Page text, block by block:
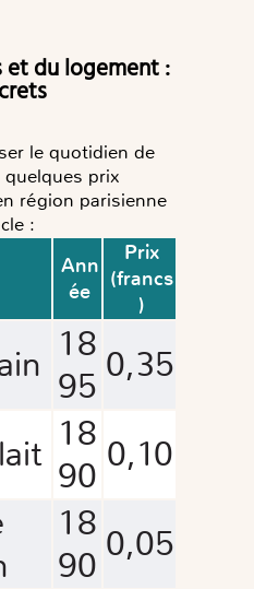
le quotidien de
prix
région parisienne
:
Ann
ée
Prix
(francs
)
18
95
0,35
18
90
0,10
18
90
0,05